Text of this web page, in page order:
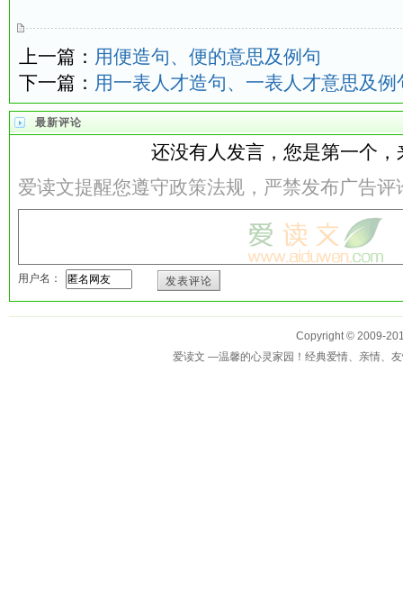
上一篇： 用便造句、便的意思及例句
下一篇： 用一表人才造句、一表人才意思及例
最新评论
还没有人发言，您是第一个，
爱读文提醒您遵守政策法规，严禁发布广告评
用户名： 发表评论
Copyright © 2009-
爱读文 —温馨的心灵家园！经典爱情、亲情、